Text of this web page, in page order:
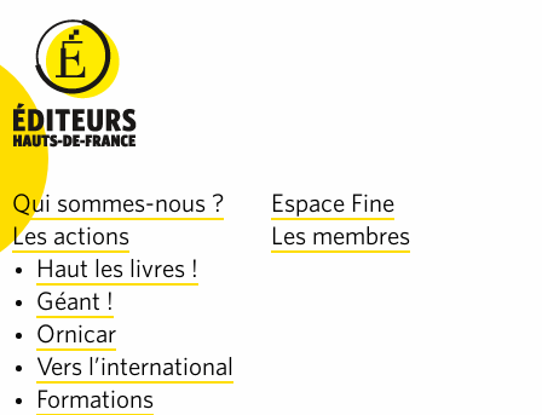
Qui sommes-nous ?
Espace Fine
Les actions
Haut les livres !
Géant !
Ornicar
Vers l’international
Formations
Les membres